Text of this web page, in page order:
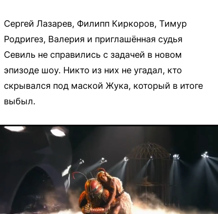
Сергей Лазарев, Филипп Киркоров, Тимур
Родригез, Валерия и приглашённая судья
Севиль не справились с задачей в новом
эпизоде шоу. Никто из них не угадал, кто
скрывался под маской Жука, который в итоге
выбыл.